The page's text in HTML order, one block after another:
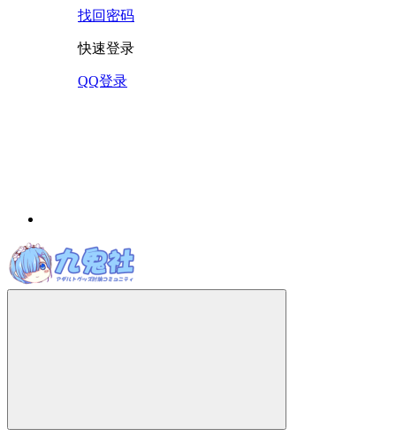
找回密码
快速登录
QQ登录